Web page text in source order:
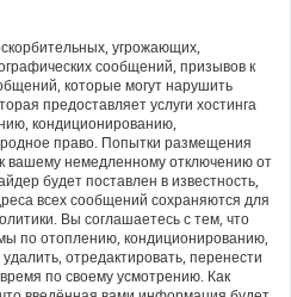
угрожающих,
сообщений, призывов к
которые могут нарушить
предоставляет услуги хостинга
кондиционированию,
право. Попытки размещения
вашему немедленному отключению от
будет поставлен в известность,
всех сообщений сохраняются для
Вы соглашаетесь с тем, что
по отоплению, кондиционированию,
отредактировать, перенести
по своему усмотрению. Как